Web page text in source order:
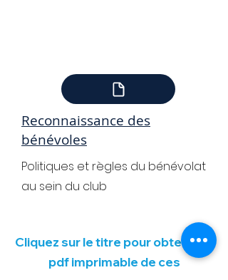
Reconnaissance des
bénévoles
Politiques et règles du bénévolat
au sein du club
Cliquez sur le titre pour obtenir un
pdf imprimable de ces